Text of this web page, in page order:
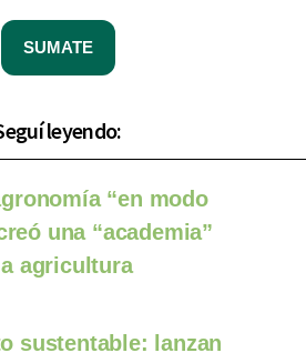
SUMATE
leyendo:
“en modo
una “academia”
agricultura
sustentable: lanzan